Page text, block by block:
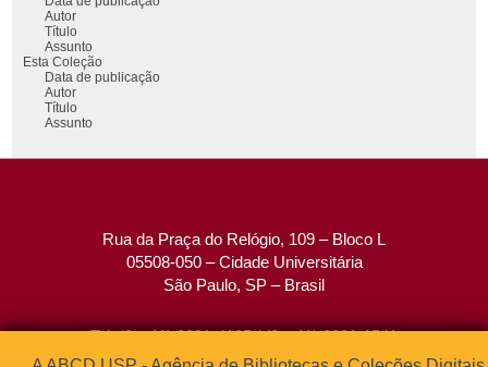
Autor
Título
Assunto
Esta Coleção
Data de publicação
Autor
Título
Assunto
Rua da Praça do Relógio, 109 – Bloco L
05508-050 – Cidade Universitária
São Paulo, SP – Brasil
Tel: (0xx11) 3091-4195 / (0xx11) 3091-1541
Fax: (0xx11) 3091-1567